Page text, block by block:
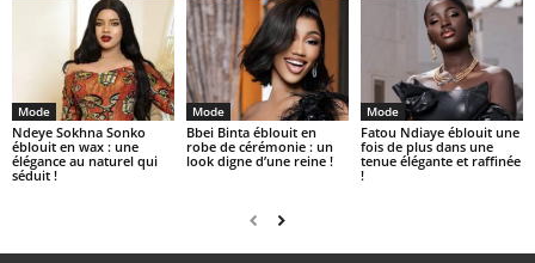
Mode
Ndeye Sokhna Sonko
éblouit en wax : une
élégance au naturel qui
séduit !
Mode
Bbei Binta éblouit en
robe de cérémonie : un
look digne d’une reine !
Mode
Fatou Ndiaye éblouit une
fois de plus dans une
tenue élégante et raffinée
!